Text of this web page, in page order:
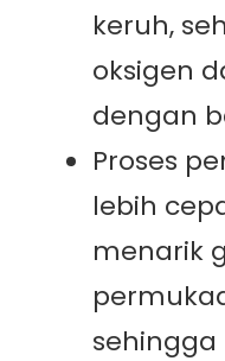
keruh,
oksigen
dengan
Proses
lebih
menarik